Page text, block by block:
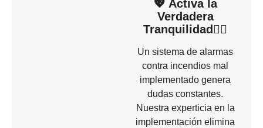
💖 Activa la
Verdadera
Tranquilidad🧘‍♀️
Un sistema de alarmas
contra incendios mal
implementado genera
dudas constantes.
Nuestra experticia en la
implementación elimina